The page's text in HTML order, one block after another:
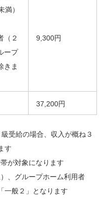
満）
（２
ープ
きま
9,300円
37,200円
受給の場合、収入が概ね３
す
が対象になります
、グループホーム利用者
一般２」となります